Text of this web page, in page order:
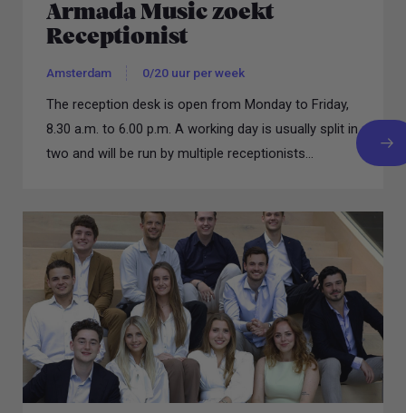
Armada Music zoekt
Receptionist
Amsterdam 0/20 uur per week
The reception desk is open from Monday to Friday,
8.30 a.m. to 6.00 p.m. A working day is usually split in
two and will be run by multiple receptionists...